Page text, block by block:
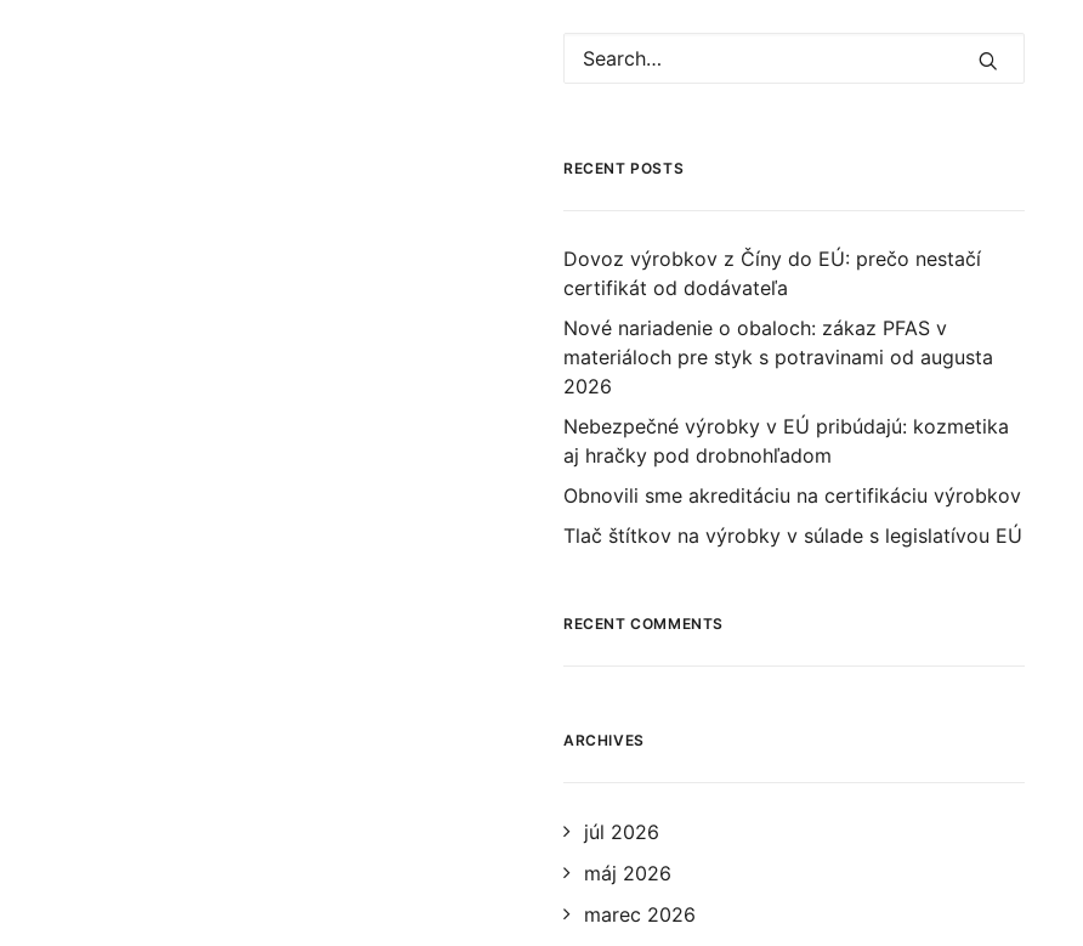
RECENT POSTS
Dovoz výrobkov z Číny do EÚ: prečo nestačí
certifikát od dodávateľa
Nové nariadenie o obaloch: zákaz PFAS v
materiáloch pre styk s potravinami od augusta
2026
Nebezpečné výrobky v EÚ pribúdajú: kozmetika
aj hračky pod drobnohľadom
Obnovili sme akreditáciu na certifikáciu výrobkov
Tlač štítkov na výrobky v súlade s legislatívou EÚ
RECENT COMMENTS
ARCHIVES
júl 2026
máj 2026
marec 2026